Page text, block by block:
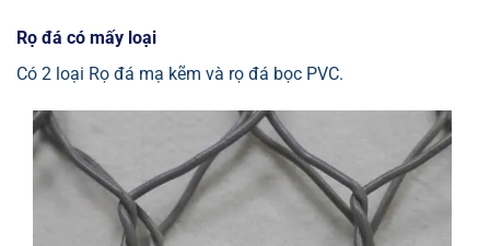
Rọ đá có mấy loại
Có 2 loại Rọ đá mạ kẽm và rọ đá bọc PVC.